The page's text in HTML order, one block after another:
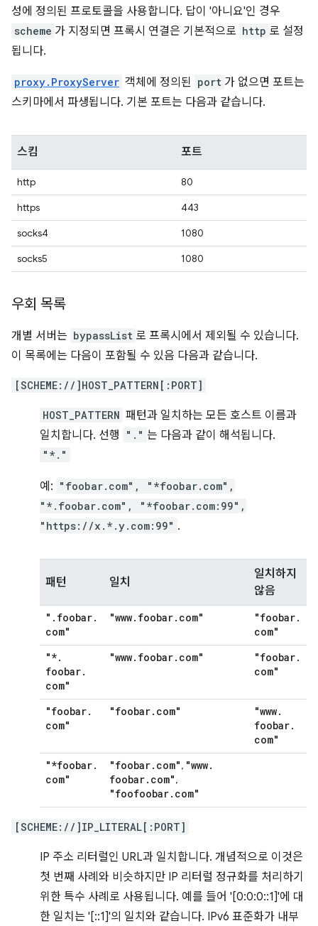
성에 정의된 프로토콜을 사용합니다. 답이 '아니요'인 경우
scheme 가 지정되면 프록시 연결은 기본적으로 http 로 설정
됩니다.
proxy.ProxyServer 객체에 정의된 port 가 없으면 포트는
스키마에서 파생됩니다. 기본 포트는 다음과 같습니다.
스킴 포트
http
80
https
443
socks4
1080
socks5
1080
우회 목록
개별 서버는 bypassList 로 프록시에서 제외될 수 있습니다.
이 목록에는 다음이 포함될 수 있음 다음과 같습니다.
[SCHEME://]HOST_PATTERN[:PORT]
HOST_PATTERN 패턴과 일치하는 모든 호스트 이름과
일치합니다. 선행
"." 는 다음과 같이 해석됩니다.
"*."
예: "foobar.com", "*foobar.com",
"*.foobar.com", "*foobar.com:99",
"https://x.*.y.com:99" .
패턴 일치
일치하지
않음
" . foobar.
com"
"www. foobar. com" "foobar.
com"
"*.
foobar.
com"
"www. foobar. com" "foobar.
com"
"foobar.
com"
"foobar. com" "www.
foobar.
com"
"*foobar.
com"
"foobar. com", "www.
foobar. com",
"foofoobar. com"
[SCHEME://]IP_LITERAL[:PORT]
IP 주소 리터럴인 URL과 일치합니다. 개념적으로 이것은
첫 번째 사례와 비슷하지만 IP 리터럴 정규화를 처리하기
위한 특수 사례로 사용됩니다. 예를 들어 '[0:0:0::1]'에 대
한 일치는 '[::1]'의 일치와 같습니다. IPv6 표준화가 내부